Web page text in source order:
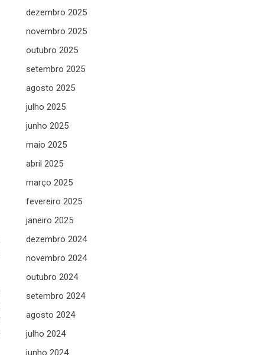
dezembro 2025
novembro 2025
outubro 2025
setembro 2025
agosto 2025
julho 2025
junho 2025
maio 2025
abril 2025
março 2025
fevereiro 2025
janeiro 2025
dezembro 2024
novembro 2024
outubro 2024
setembro 2024
agosto 2024
julho 2024
junho 2024